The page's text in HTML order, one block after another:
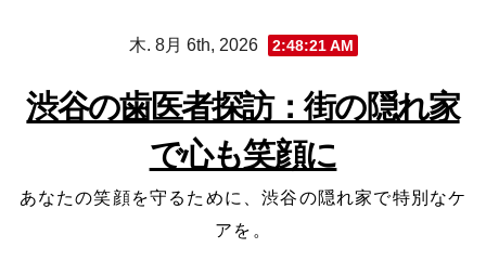
木. 8月 6th, 2026 2:48:21 AM
渋谷の歯医者探訪：街の隠れ家
で心も笑顔に
あなたの笑顔を守るために、渋谷の隠れ家で特別なケ
アを。